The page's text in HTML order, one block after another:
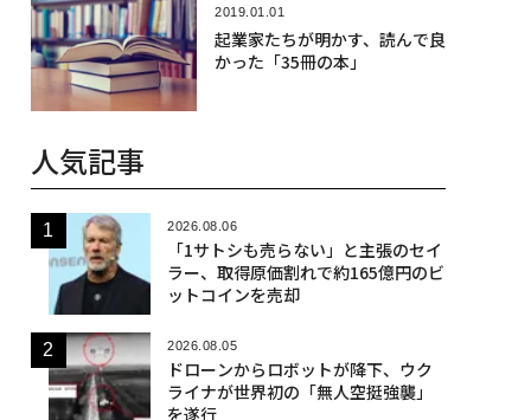
2019.01.01
起業家たちが明かす、読んで良
かった「35冊の本」
人気記事
2026.08.06
「1サトシも売らない」と主張のセイ
ラー、取得原価割れで約165億円のビ
ットコインを売却
2026.08.05
ドローンからロボットが降下、ウク
ライナが世界初の「無人空挺強襲」
を遂行